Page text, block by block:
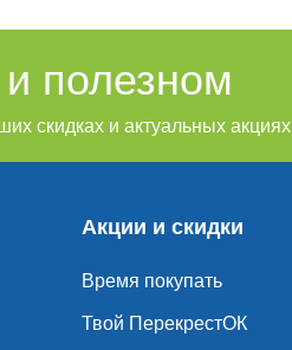
полезном
скидках и актуальных акциях
Акции и скидки
Время покупать
Твой ПерекрестОК